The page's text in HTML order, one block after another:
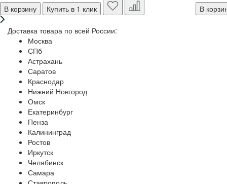
В корзину Купить в 1 клик В
Доставка товара по всей России:
Москва
СПб
Астрахань
Саратов
Краснодар
Нижний Новгород
Омск
Екатеринбург
Пенза
Калининград
Ростов
Иркутск
Челябинск
Самара